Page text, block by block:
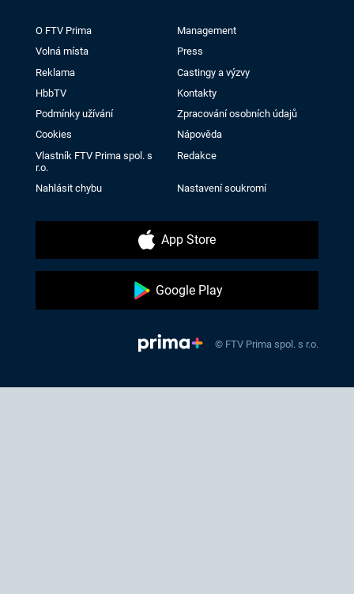
O FTV Prima
Management
Volná místa
Press
Reklama
Castingy a výzvy
HbbTV
Kontakty
Podmínky užívání
Zpracování osobních údajů
Cookies
Nápověda
Vlastník FTV Prima spol. s
r.o.
Redakce
Nahlásit chybu Nastavení soukromí
App Store
Google Play
© FTV Prima spol. s r.o.